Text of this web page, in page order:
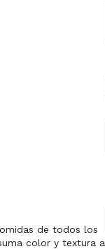
de todos los
color y textura a